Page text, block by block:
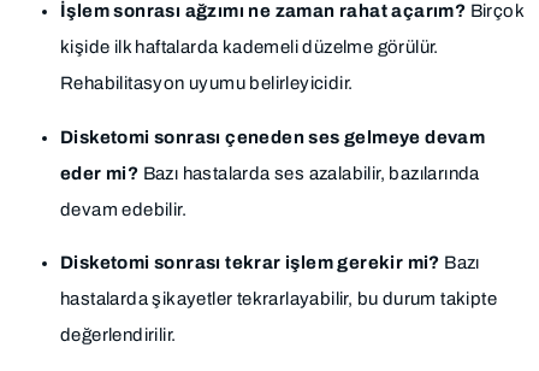
İşlem sonrası ağzımı ne zaman rahat açarım? Birçok
kişide ilk haftalarda kademeli düzelme görülür.
Rehabilitasyon uyumu belirleyicidir.
Disketomi sonrası çeneden ses gelmeye devam
eder mi? Bazı hastalarda ses azalabilir, bazılarında
devam edebilir.
Disketomi sonrası tekrar işlem gerekir mi? Bazı
hastalarda şikayetler tekrarlayabilir, bu durum takipte
değerlendirilir.